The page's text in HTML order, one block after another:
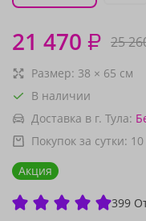
21 470 ₽ 25
Размер: 38 × 65 см
В наличии
Доставка в г. Тула:
Покупок за сутки: 10
Акция
399